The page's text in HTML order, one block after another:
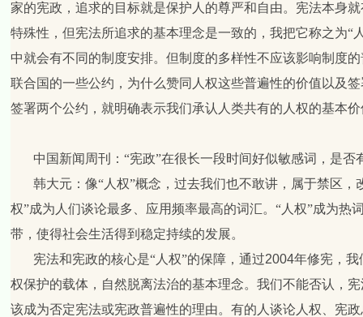
家的宪政，追求的目标就是保护人的尊严和自由。宪法本身
特殊性，但宪法所追求的基本理念是一致的，我把它称之为
中就会有不同的制度安排。但制度的多样性不应该影响制度
联合国的一些公约，为什么赞同人权这些普遍性的价值以及
签署两个公约，就明确表示我们承认人类共有的人权的基本
中国新闻周刊：“宪政”在很长一段时间好似敏感词，是否
韩大元： 像“人权”概念，过去我们也不敢讲，属于禁区
权”成为人们谈论最多、应用频率最高的词汇。“人权”成为
带，使得社会生活得到稳定持续的发展。
宪法和宪政的核心是“人权”的保障，通过2004年修宪，我
权保护的载体，自然脱离法治的基本理念。我们不能否认，
该成为否定宪法或宪政普遍性的理由。有的人谈论人权、宪